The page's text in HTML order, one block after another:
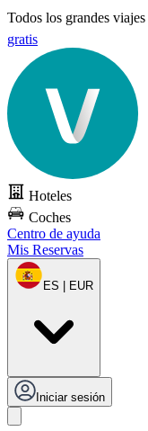
Todos los grandes viajes
gratis
Hoteles
Coches
Centro de ayuda
Mis Reservas
ES | EUR
Iniciar sesión